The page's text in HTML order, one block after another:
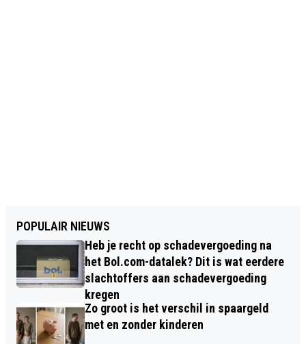
POPULAIR NIEUWS
Heb je recht op schadevergoeding na
het Bol.com-datalek? Dit is wat eerdere
slachtoffers aan schadevergoeding
kregen
Zo groot is het verschil in spaargeld
met en zonder kinderen